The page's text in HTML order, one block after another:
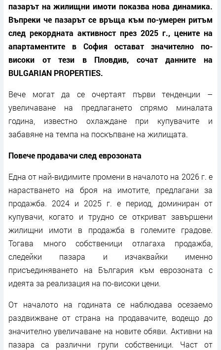
пазарът на жилищни имоти показва нова динамика.
Въпреки че пазарът се връща към по-умерен ритъм
след рекордната активност през 2025 г., цените на
апартаментите в София остават значително по-
високи от тези в Пловдив, сочат данните на
BULGARIAN PROPERTIES.
Вече могат да се очертаят първи тенденции –
увеличаване на предлагането спрямо миналата
година, известно охлаждане при купувачите и
забавяне на темпа на поскъпване на жилищата.
Повече продавачи след еврозоната
Една от най-видимите промени в началото на 2026 г. е
нарастването на броя на имотите, предлагани за
продажба. 2024 и 2025 г. е период, доминиран от
купувачи, когато и трудно се откриват завършени
жилищни имоти в продажба в големите градове.
Тогава много собственици отлагаха продажба,
следейки пазара и изчаквайки именно
присъединяването на България към еврозоната с
идеята за реализация на по-високи цени.
От началото на годината се наблюдава осезаемо
раздвижване от страна на продавачите, водещо до
значително увеличаване на новите обяви. Активни на
пазара са различни групи собственици. Част от